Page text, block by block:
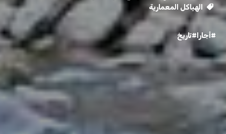
الهياكل المعمارية
#أجارا #تاريخ